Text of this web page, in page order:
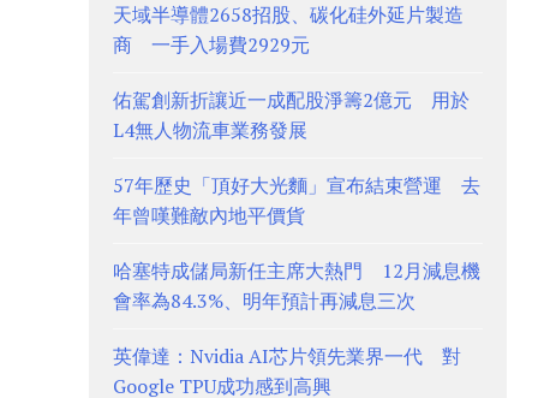
天域半導體2658招股、碳化硅外延片製造
商 一手入場費2929元
佑駕創新折讓近一成配股淨籌2億元 用於
L4無人物流車業務發展
57年歷史「頂好大光麵」宣布結束營運 去
年曾嘆難敵內地平價貨
哈塞特成儲局新任主席大熱門 12月減息機
會率為84.3%、明年預計再減息三次
英偉達：Nvidia AI芯片領先業界一代 對
Google TPU成功感到高興